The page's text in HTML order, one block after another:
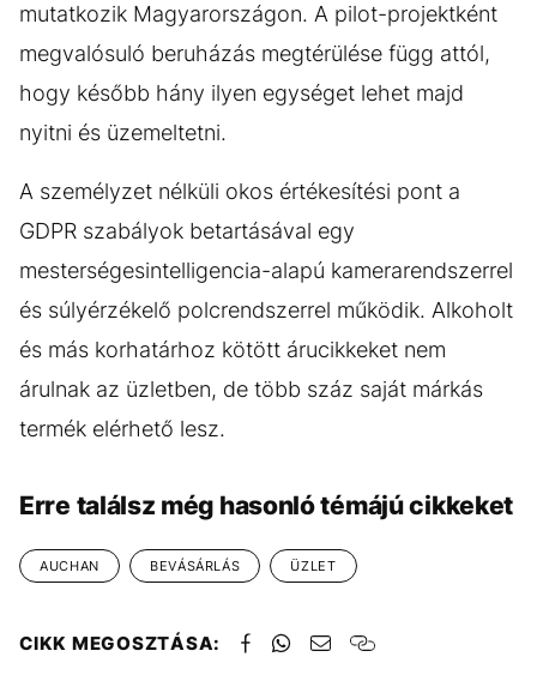
mutatkozik Magyarországon. A pilot-projektként
megvalósuló beruházás megtérülése függ attól,
hogy később hány ilyen egységet lehet majd
nyitni és üzemeltetni.
A személyzet nélküli okos értékesítési pont a
GDPR szabályok betartásával egy
mesterségesintelligencia-alapú kamerarendszerrel
és súlyérzékelő polcrendszerrel működik. Alkoholt
és más korhatárhoz kötött árucikkeket nem
árulnak az üzletben, de több száz saját márkás
termék elérhető lesz.
Erre találsz még hasonló témájú cikkeket
AUCHAN BEVÁSÁRLÁS ÜZLET
CIKK MEGOSZTÁSA: